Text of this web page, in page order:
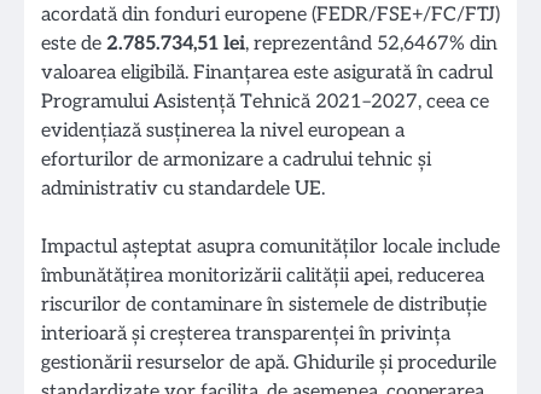
acordată din fonduri europene (FEDR/FSE+/FC/FTJ)
este de 2.785.734,51 lei, reprezentând 52,6467% din
valoarea eligibilă. Finanțarea este asigurată în cadrul
Programului Asistență Tehnică 2021–2027, ceea ce
evidențiază susţinerea la nivel european a
eforturilor de armonizare a cadrului tehnic şi
administrativ cu standardele UE.
Impactul aşteptat asupra comunităţilor locale include
îmbunătăţirea monitorizării calităţii apei, reducerea
riscurilor de contaminare în sistemele de distribuţie
interioară şi creşterea transparenţei în privinţa
gestionării resurselor de apă. Ghidurile şi procedurile